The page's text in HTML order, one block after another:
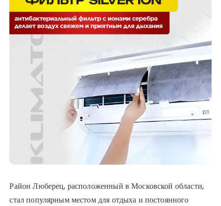
Район Люберец, расположенный в Московской области,
стал популярным местом для отдыха и постоянного